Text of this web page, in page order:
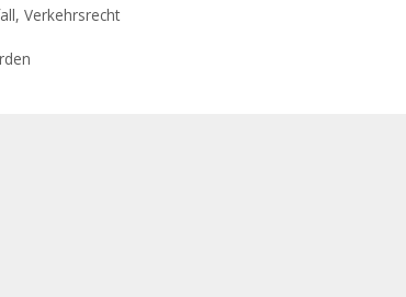
ausgesucht
dann…
,Verkehrsrecht